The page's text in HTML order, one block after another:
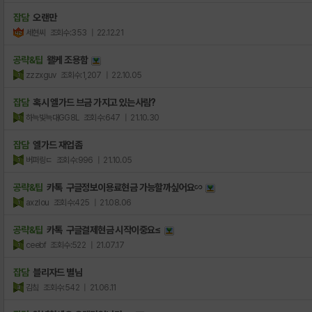
잡담 오랜만
세현씨 조회수:353 | 22.12.21
공략&팁 왤케 조용함
zzzxguv 조회수:1,207 | 22.10.05
잡담 혹시 엘가드 브금 가지고 있는사람?
하늑빛늑대GG8L 조회수:647 | 21.10.30
잡담 엘가드 재업좀
버퍼링ㄷ 조회수:996 | 21.10.05
공략&팁 카톡 구글정보이용료현금 가능할까싶어요∽
axzlou 조회수:425 | 21.08.06
공략&팁 카톡 구글결제현금 시작이중요≤
ceebf 조회수:522 | 21.07.17
잡담 블리자드 별님
김칰 조회수:542 | 21.06.11